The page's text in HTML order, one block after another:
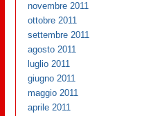
novembre 2011
ottobre 2011
settembre 2011
agosto 2011
luglio 2011
giugno 2011
maggio 2011
aprile 2011